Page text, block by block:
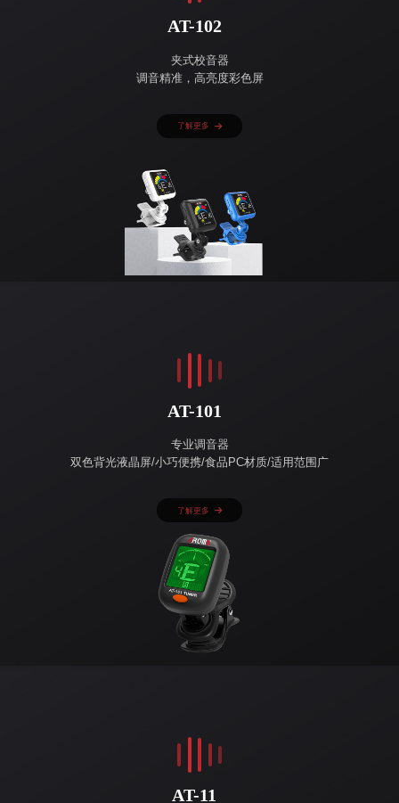
AT-102
夹式校音器
调音精准，高亮度彩色屏
了解更多
AT-101
专业调音器
双色背光液晶屏/小巧便携/食品PC材质/适用范围广
了解更多
AT-11